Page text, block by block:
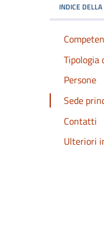
INDICE
Tipologia
Persone
Sede
Contatti
Ulteriori